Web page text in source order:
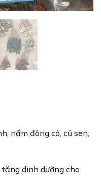
nấm đông cô, củ sen,
dinh dưỡng cho